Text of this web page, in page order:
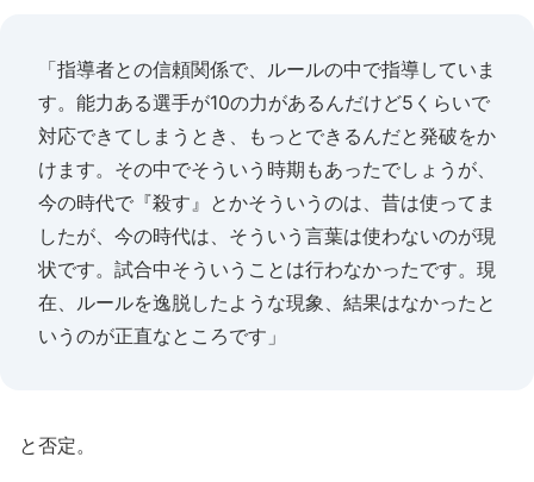
「指導者との信頼関係で、ルールの中で指導していま
す。能力ある選手が10の力があるんだけど5くらいで
対応できてしまうとき、もっとできるんだと発破をか
けます。その中でそういう時期もあったでしょうが、
今の時代で『殺す』とかそういうのは、昔は使ってま
したが、今の時代は、そういう言葉は使わないのが現
状です。試合中そういうことは行わなかったです。現
在、ルールを逸脱したような現象、結果はなかったと
いうのが正直なところです」
と否定。